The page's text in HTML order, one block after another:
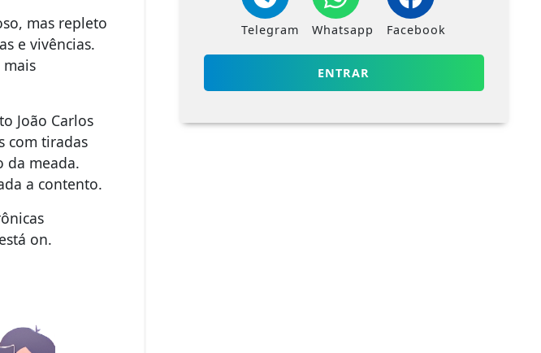
mas repleto
e vivências.
João Carlos
com tiradas
da meada.
a contento.
on.
Telegram Whatsapp Facebook
ENTRAR